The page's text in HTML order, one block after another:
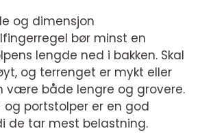
og dimensjon
bør minst en
lengde ned i bakken. Skal
og terrenget er mykt eller
være både lengre og grovere.
portstolper er en god
de tar mest belastning.